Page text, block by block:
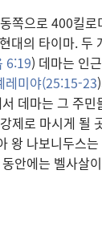
쪽으로 400킬로
대의 타이마. 두
6:19) 데마는 인
레미야(25:15-23
데마는 그 주민
제로 마시게 될
왕 나보니두스
안에는 벨사살